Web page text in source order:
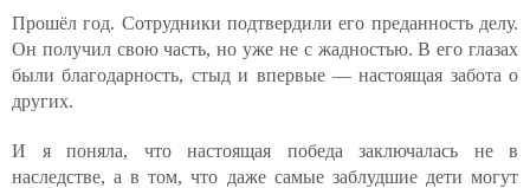
Прошёл год. Сотрудники подтвердили его преданность делу.
Он получил свою часть, но уже не с жадностью. В его глазах
были благодарность, стыд и впервые — настоящая забота о
других.
И я поняла, что настоящая победа заключалась не в
наследстве, а в том, что даже самые заблудшие дети могут